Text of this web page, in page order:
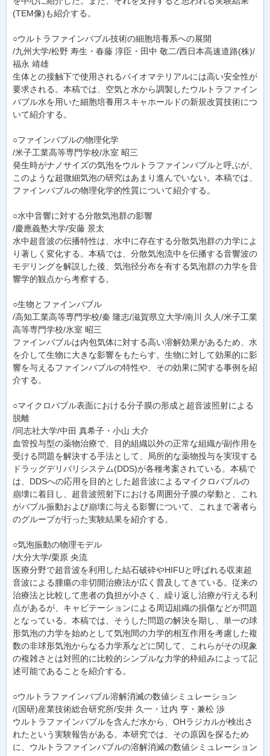
(TEM像)も紹介する。
○ウルトラファインバブル技術の細胞培養系への展開
/九州大学/松野 寿生・春藤 淳臣・田中 敬二/西日本高速道路(株)/
福永 靖雄
生体との接触下で使用されるバイオマテリアルには高い安全性が
要求される。本稿では、空気と水から調製したウルトラファイン
バブル水を用いた細胞培養用スキャホールドの新規改質技術につ
いて紹介する。
○ファインバブルの物理化学
/米子工業高等専門学校/氷室 昭三
発生時がナノサイズの気泡をウルトラファインバブルと呼ぶが、
このような超微細気泡の研究はあまり進んでいない。本稿では、
ファインバブルの物理化学的性質について紹介する。
○水中音響に対する分散気泡群の影響
/慶應義塾大学/安藤 景太
水中超音波の伝播特性は、水中に存在する分散気泡群の力学によ
り著しく変化する。本稿では、分散気泡流中を伝播する音響波の
モデリングを解説した後、気泡径分布を有する気泡群の力学を音
響学的観点から考察する。
○生物とファインバブル
/高知工業高等専門学校/秦 隆志/滋賀県立大学/南川 久人/米子工業
高等専門学校/氷室 昭三
ファインバブルは内包気体に対する高い溶解効果があるため、水
を介して生物に大きな影響をもたらす。生物に対して効果的に影
響を与えるファインバブルの特性や、その効果に関する事例を紹
介する。
○マイクロバブル表面における分子膜の形成と超音波照射による
脱離
/同志社大学/中田 真希子・小山 大介
血管投与型の薬物治療で、目的組織以外の正常な組織が副作用を
受ける問題を解決する手法として、局所的な薬物投与を実現する
ドラッグデリバリシステム(DDS)が各種考案されている。本稿で
は、DDSへの応用を目的とした超音波によるマイクロバブルの
崩壊に着目し、超音波照射下における周囲分子膜の挙動と、これ
がバブル振動および崩壊に与える影響について、これまで著者ら
のグループが行った実験結果を紹介する。
○気泡振動の物理モデル
/大分大学/栗原 央流
医療分野で超音波を利用した結石破砕やHIFUと呼ばれる収束超
音波による腫瘍の非切開治療法が広く普及してきている。従来の
治療法と比較して患者の負担が小さく、繰り返し治療が行える利
点があるが、キャビテーションによる周辺組織の損傷などが問題
となっている。本稿では、そうした問題の解決を期し、単一の球
形気泡の力学を始めとして気泡間の力学的相互作用を考慮した複
数の非球形気泡からなる力学系などに関して、これらがその現象
の複雑さとは対照的に比較的シンプルな力学的枠組みによって記
述可能であることを紹介する。
○ウルトラファインバブル溶解消滅の数値シミュレーション
/(国研)産業技術総合研究所/安井 久一・辻内 亨・兼松 渉
ウルトラファインバブルを含んだ水から、OHラジカルが検出さ
れたという実験報告がある。本研究では、その原因を探るため
に、ウルトラファインバブルの溶解消滅の数値シミュレーション